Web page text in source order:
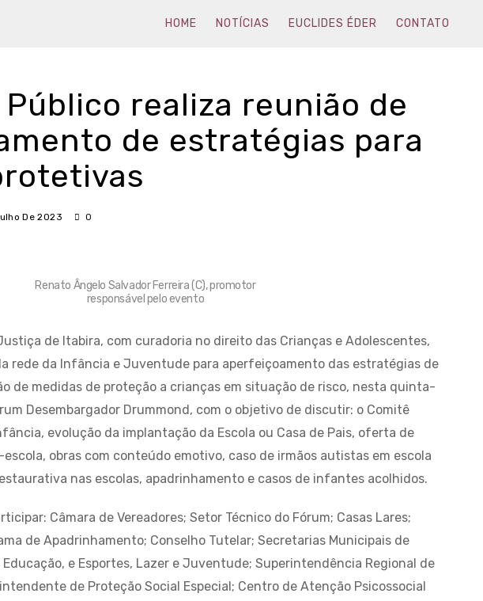
HOME NOTÍCIAS EUCLIDES ÉDER CONTATO
realiza reunião de
de estratégias para
De 2023 0
Renato Ângelo Salvador Ferreira (C), promotor
responsável pelo evento
de Itabira, com curadoria no direito das Crianças e Adolescentes,
rede da Infância e Juventude para aperfeiçoamento das estratégias de
de medidas de proteção a crianças em situação de risco, nesta quinta-
Desembargador Drummond, com o objetivo de discutir: o Comitê
evolução da implantação da Escola ou Casa de Pais, oferta de
obras com conteúdo emotivo, caso de irmãos autistas em escola
nas escolas, apadrinhamento e casos de infantes acolhidos.
Câmara de Vereadores; Setor Técnico do Fórum; Casas Lares;
de Apadrinhamento; Conselho Tutelar; Secretarias Municipais de
e Esportes, Lazer e Juventude; Superintendência Regional de
de Proteção Social Especial; Centro de Atenção Psicossocial